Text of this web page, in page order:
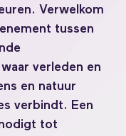
Verwelkom
tussen
verleden en
en natuur
verbindt. Een
tot